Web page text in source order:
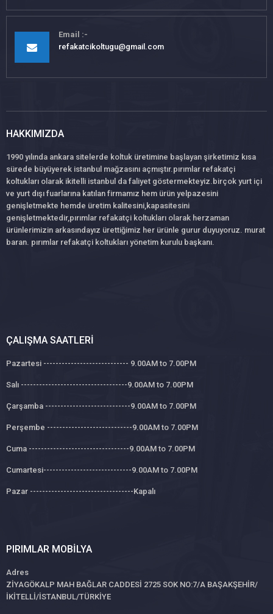
Email
refakatcikoltugu@gmail.com
HAKKIMIZDA
1990 yılında ankara sitelerde koltuk üretimine başlayan şirketimiz kısa
sürede büyüyerek istanbul mağzasını açmıştır.pırımlar refakatçi
koltukları olarak ikitelli istanbul da faliyet göstermekteyiz.birçok yurt içi
ve yurt dışı fuarlarına katılan firmamız hem ürün yelpazesini
genişletmekte hemde üretim kalitesini,kapasitesini
genişletmektedir,pırımlar refakatçi koltukları olarak herzaman
ürünlerimizin arkasındayız ürettiğimiz her ürünle gurur duyuyoruz. murat
baran. pırımlar refakatçi koltukları yönetim kurulu başkanı.
ÇALIŞMA SAATLERI
Pazartesi ---------------------------- 9.00AM to 7.00PM
Salı -----------------------------------9.00AM to 7.00PM
Çarşamba ----------------------------9.00AM to 7.00PM
Perşembe ----------------------------9.00AM to 7.00PM
Cuma ---------------------------------9.00AM to 7.00PM
Cumartesi-----------------------------9.00AM to 7.00PM
Pazar ----------------------------------Kapalı
PIRIMLAR MOBILYA
Adres
ZİYAGÖKALP MAH BAĞLAR CADDESİ 2725 SOK NO:7/A BAŞAKŞEHİR/
İKİTELLİ/İSTANBUL/TÜRKİYE